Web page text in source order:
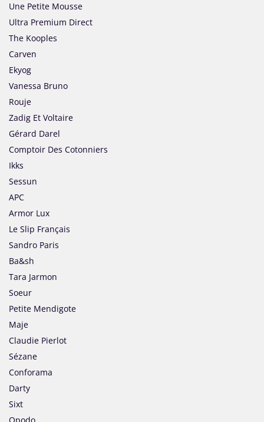
Une Petite Mousse
Ultra Premium Direct
The Kooples
Carven
Ekyog
Vanessa Bruno
Rouje
Zadig Et Voltaire
Gérard Darel
Comptoir Des Cotonniers
Ikks
Sessun
APC
Armor Lux
Le Slip Français
Sandro Paris
Ba&sh
Tara Jarmon
Soeur
Petite Mendigote
Maje
Claudie Pierlot
Sézane
Conforama
Darty
Sixt